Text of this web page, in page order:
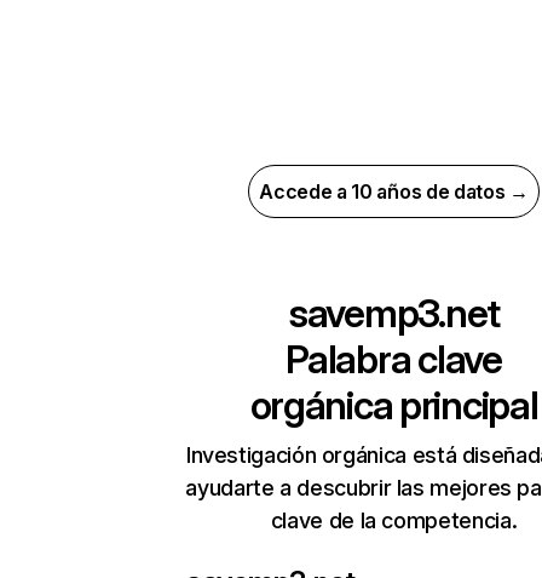
Accede a 10 años de datos →
savemp3.net
Palabra clave
orgánica principal
Investigación orgánica está
ayudarte a descubrir las mejores
clave de la competencia.